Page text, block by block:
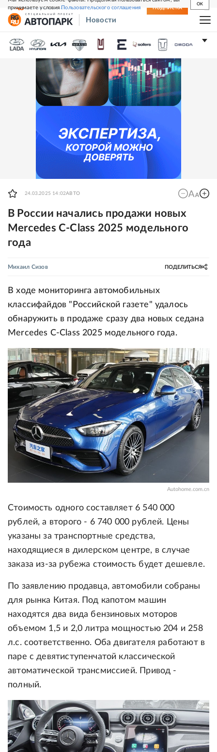
принимаете условияПользовательского соглашения
OK
СВЕЖИЙ НОМЕР ПОДПИСКА
Новости
24.03.2025 14:02АВТО
В России начались продажи новых
Mercedes C-Сlass 2025 модельного
года
Михаил Сизов ПОДЕЛИТЬСЯ
В ходе мониторинга автомобильных
классифайдов "Российской газете" удалось
обнаружить в продаже сразу два новых седана
Mercedes C-Сlass 2025 модельного года.
Autohome.com.cn
Стоимость одного составляет 6 540 000
рублей, а второго - 6 740 000 рублей. Цены
указаны за транспортные средства,
находящиеся в дилерском центре, в случае
заказа из-за рубежа стоимость будет дешевле.
По заявлению продавца, автомобили собраны
для рынка Китая. Под капотом машин
находятся два вида бензиновых моторов
объемом 1,5 и 2,0 литра мощностью 204 и 258
л.с. соответственно. Оба двигателя работают в
паре с девятиступенчатой классической
автоматической трансмиссией. Привод -
полный.